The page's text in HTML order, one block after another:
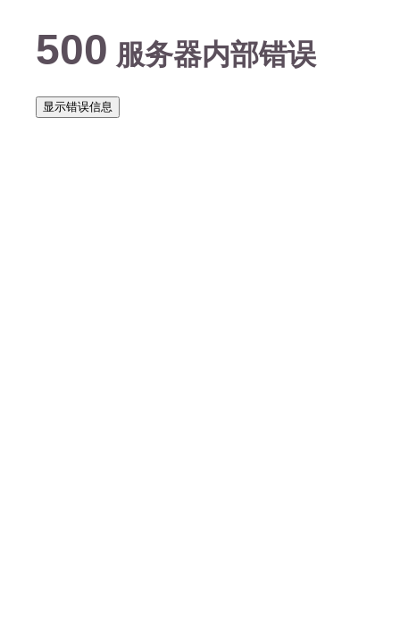
500 服务器内部错误